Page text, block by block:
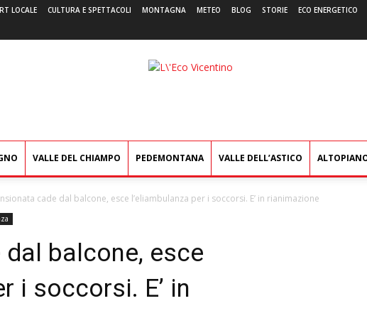
LOCALE CULTURA E SPETTACOLI MONTAGNA METEO BLOG STORIE ECO ENERGETICO
L'Eco
VALLE DEL CHIAMPO PEDEMONTANA VALLE DELL’ASTICO
cade dal balcone, esce l’eliambulanza per i soccorsi. E’ in rianimazione
balcone, esce
i soccorsi. E’ in